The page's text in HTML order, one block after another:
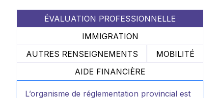
ÉVALUATION PROFESSIONNELLE
IMMIGRATION
AUTRES RENSEIGNEMENTS
MOBILITÉ
AIDE FINANCIÈRE
L’organisme de réglementation provincial est